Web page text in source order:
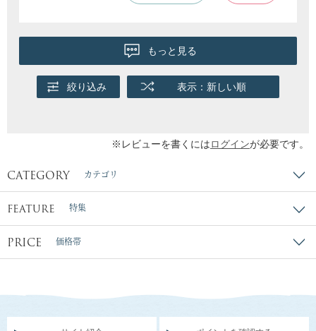
もっと見る
絞り込み 表示：新しい順
※レビューを書くにはログインが必要です。
CATEGORY カテゴリ
FEATURE 特集
PRICE 価格帯